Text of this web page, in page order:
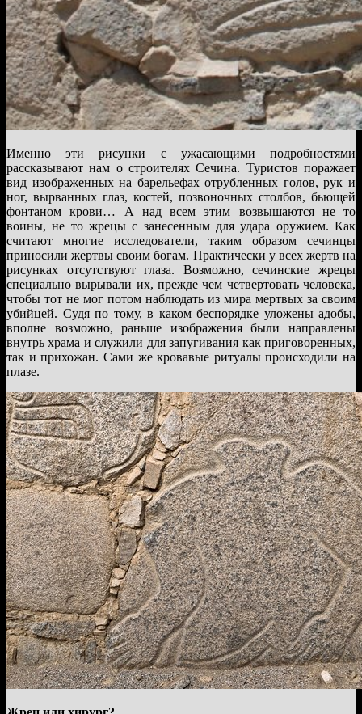
Именно эти рисунки с ужасающими подробностями
рассказывают нам о строителях Сечина. Туристов поражает
вид изображенных на барельефах отрубленных голов, рук и
ног, вырванных глаз, костей, позвоночных столбов, бьющей
фонтаном крови… А над всем этим возвышаются не то
воины, не то жрецы с занесенным для удара оружием. Как
считают многие исследователи, таким образом сечинцы
приносили жертвы своим богам. Практически у всех жертв на
рисунках отсутствуют глаза. Возможно, сечинские жрецы
специально вырывали их, прежде чем четвертовать человека,
чтобы тот не мог потом наблюдать из мира мертвых за своим
убийцей. Судя по тому, в каком беспорядке уложены адобы,
вполне возможно, раньше изображения были направлены
внутрь храма и служили для запугивания как приговоренных,
так и прихожан. Сами же кровавые ритуалы происходили на
плазе.